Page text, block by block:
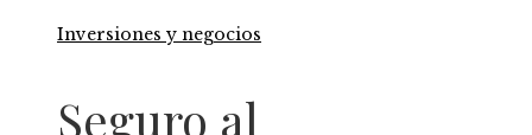
Inversiones y negocios
Seguro al